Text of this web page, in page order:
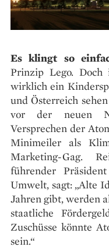
Es klingt so
Prinzip Lego. Doch
wirklich ein
und Österreich
vor der neuen
Versprechen der
Minimeiler als
Marketing-Gag.
führender
Umwelt, sagt: „Alte
Jahren gibt, werden
staatliche
Zuschüsse könnte
sein.“